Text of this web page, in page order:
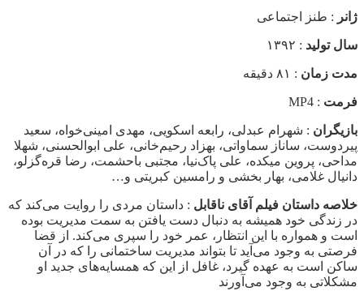
ژانر : طنز اجتماعی
سال تولید : ۱۳۹۲
مدت زمان : ۸۱ دقیقه
فرمت : MP4
بازیگران : شهرام عبدلی، رابعه اسکویی، مهدی امینی‌خواه، سعید
پیردوست، ساناز سماواتی، بهزاد رحیم‌خانی، علی ابوالحسنی، شهلا
مداحی، پروین میکده، علی پاک‌نیا، مجتبی باحشمت، رضا قره‌گزلو،
دانیال غلامی، بهار بخشی و رامسین کبریتی و…
خلاصه داستان فیلم آقای ناقابل : داستان مردی را روایت می‌کند که
در زندگی خود همیشه به دنبال دست یافتن به سمت مدیریت بوده
است و همواره با این انتظار، عمر خود را سپری می‌کند. از قضا
فرصتی به وجود می‌آید تا بتواند مدیریت ساختمانی را که در آن
ساکن است به عهده گیرد، غافل از این که همسایه‌های جدید او
مشکلاتی به وجود می‌آورند